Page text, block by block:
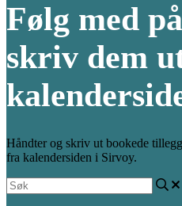
Følg med
skriv dem
Håndter og skriv ut bookede
fra kalendersiden i Sirvoy.